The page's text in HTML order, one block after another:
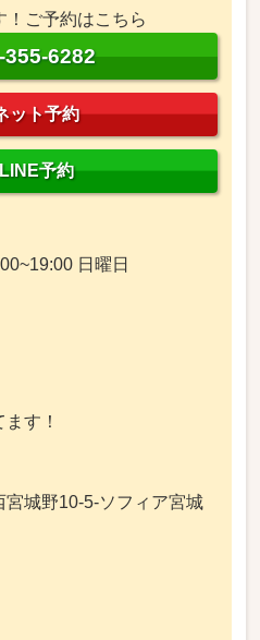
！ご予約はこちら
355-6282
ット予約
予約
日曜日
す！
城野10-5-ソフィア宮城